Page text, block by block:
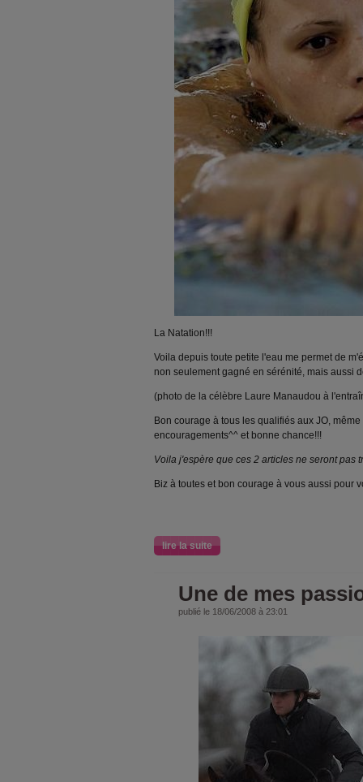
La Natation!!!
Voila depuis toute petite l'eau me permet de
non seulement gagné en sérénité, mais aussi
(photo de la célèbre Laure Manaudou à
Bon courage à tous les qualifiés aux JO,
encouragements^^ et bonne chance!!!
Voila j'espère que ces 2 articles ne seront pas
Biz à toutes et bon courage à vous aussi pour
lire la suite
Une de mes
publié le 18/06/2008 à 23:01